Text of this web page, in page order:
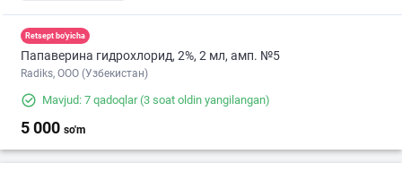
Retsept bo'yicha
Папаверина гидрохлорид, 2%, 2 мл, амп. №5
Radiks, ООО (Узбекистан)
Mavjud: 7 qadoqlar(3 soat oldin yangilangan)
5 000 so'm